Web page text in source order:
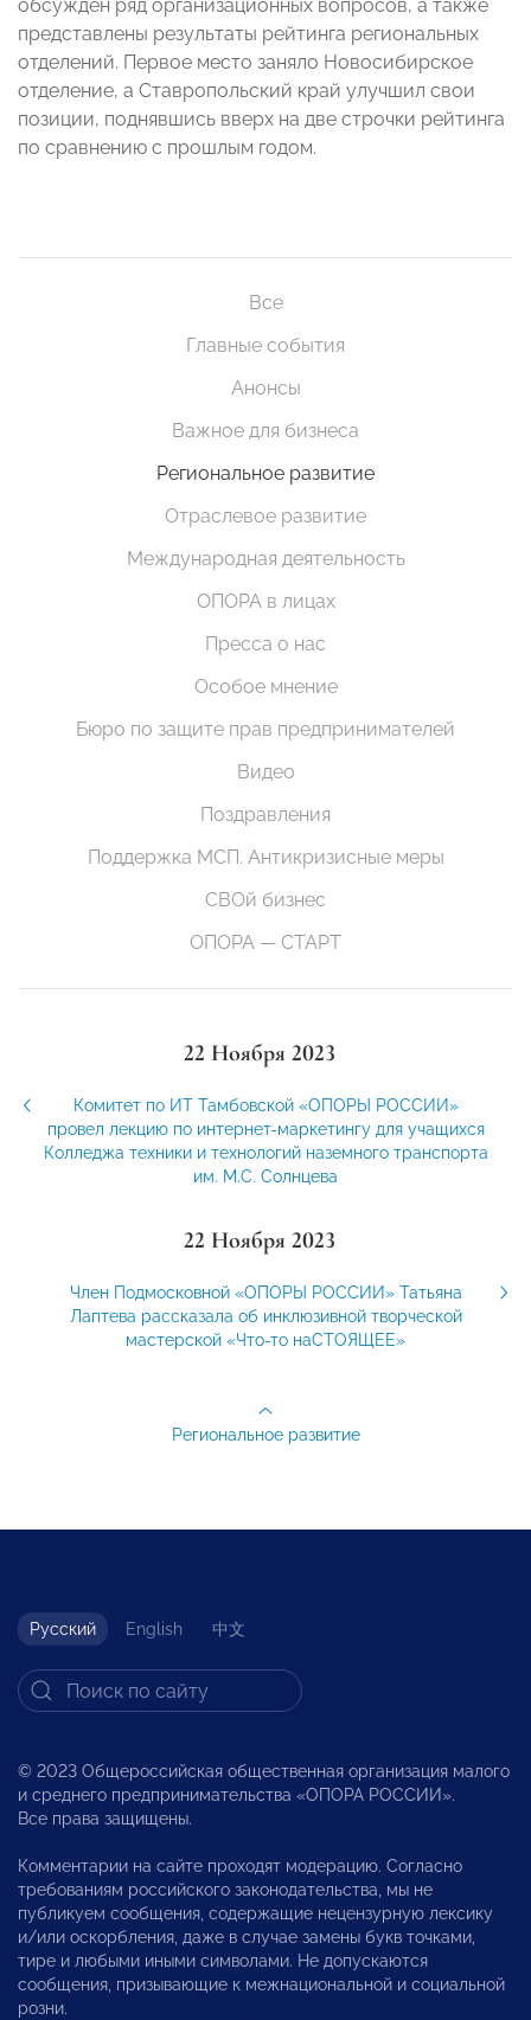
обсужден ряд организационных вопросов, а также
представлены результаты рейтинга региональных
отделений. Первое место заняло Новосибирское
отделение, а Ставропольский край улучшил свои
позиции, поднявшись вверх на две строчки рейтинга
по сравнению с прошлым годом.
Все
Главные события
Анонсы
Важное для бизнеса
Региональное развитие
Отраслевое развитие
Международная деятельность
ОПОРА в лицах
Пресса о нас
Особое мнение
Бюро по защите прав предпринимателей
Видео
Поздравления
Поддержка МСП. Антикризисные меры
СВОй бизнес
ОПОРА — СТАРТ
22 Ноября 2023
Комитет по ИТ Тамбовской «ОПОРЫ РОССИИ»
провел лекцию по интернет-маркетингу для учащихся
Колледжа техники и технологий наземного транспорта
им. М.С. Солнцева
22 Ноября 2023
Член Подмосковной «ОПОРЫ РОССИИ» Татьяна
Лаптева рассказала об инклюзивной творческой
мастерской «Что-то наСТОЯЩЕЕ»
Региональное развитие
Русский English 中文
© 2023 Общероссийская общественная организация малого
и среднего предпринимательства «ОПОРА РОССИИ».
Все права защищены.
Комментарии на сайте проходят модерацию. Согласно
требованиям российского законодательства, мы не
публикуем сообщения, содержащие нецензурную лексику
и/или оскорбления, даже в случае замены букв точками,
тире и любыми иными символами. Не допускаются
сообщения, призывающие к межнациональной и социальной
розни.